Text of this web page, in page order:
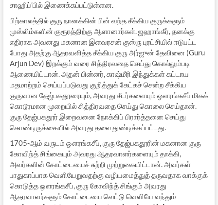
சாஹிப்’பில் இணைக்கப்பட்டுள்ளன.
பிற்காலத்தில் குரு நானக்கின் பின் வந்த சீக்கிய குருக்களும்
முஸ்லிம்களின் குரூரத்திற்கு ஆளானார்கள். ஜஹாங்கீர், தனக்கு
எதிராக அவனது மகனான இளவரசன் குஸ்ரு புரட்சியில் ஈடுபட்ட
போது அதற்கு ஆதரவளித்த சீக்கிய குரு அர்ஜுன் தேவினை (Guru
Arjun Dev) இறக்கும் வரை சித்திரவதை செய்து கொல்லும்படி
ஆணையிட்டான். அதன் பின்னர், காஷ்மீரி இந்துக்கள் கட்டாய
மதமாற்றம் செய்யப்படுவது குறித்துக் கேட்கச் சென்ற சீக்கிய
குருவான தேஜ்பகதூரையும், அவரது சீடர்களையும் ஔரங்கசீப் மிகக்
கொடூரமான முறையில் சித்திரவதை செய்து கொலை செய்தான்.
குரு தேஜ்பகதூர் இறைவனை நோக்கிப் பிரார்த்தனை செய்து
கொண்டிருக்கையில் அவரது தலை துண்டிக்கப்பட்டது.
1705-ஆம் வருடம் ஔரங்கசீப், குரு தேஜ்பகதூரின் மகனான குரு
கோவிந்த் சிங்கையும் அவரது ஆதரவாளர்களையும் தாக்கி,
அவர்களின் கோட்டையைச் சுற்றி முற்றுகையிட்டான். அவர்கள்
பாதுகாப்பாக வெளியேறுவதற்கு வழியமைத்துத் தருவதாக வாக்குக்
கொடுத்த ஔரங்கசீப், குரு கோவிந்த் சிங்கும் அவரது
ஆதரவாளர்களும் கோட்டையை வெட்டு வெளியே வந்தும்